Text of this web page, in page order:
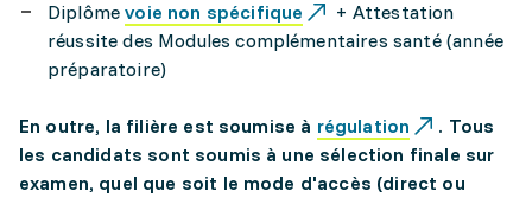
Diplômevoie non spécifique
+ Attestation
réussite des Modules complémentaires santé (année
préparatoire)
En outre, la filière est soumise à régulation
. Tous
les candidats sont soumis à une sélection finale sur
examen, quel que soit le mode d'accès (direct ou